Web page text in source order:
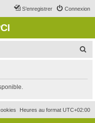
Connexion
S’enregistrer
r
c
Heures au format UTC+02:00